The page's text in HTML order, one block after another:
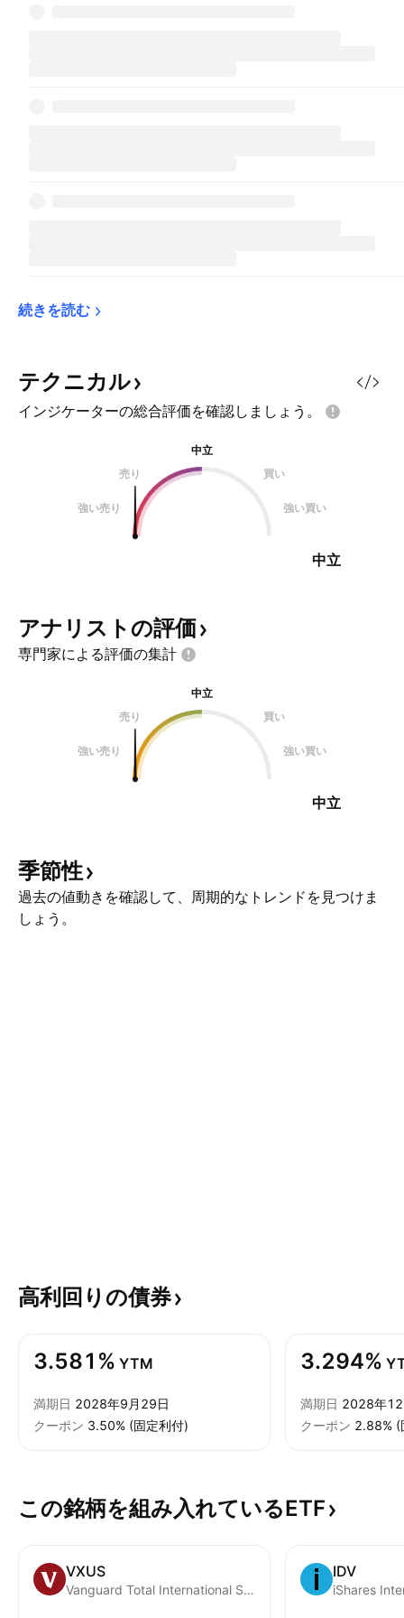
続きを読む
テクニカル
インジケーターの総合評価を確認しましょう。
中立
売り
買い
強い売り 強い買い
中立
アナリストの評価
専門家による評価の集計
中立
売り
買い
強い売り 強い買い
中立
季節性
過去の値動きを確認して、周期的なトレンドを見つけま
しょう。
高利回りの債券
3.581% YTM
満期日 2028年9月29日
クーポン 3.50% (固定利付)
3.294%
満期日 2028年
クーポン 2.88% (
この銘柄を組み入れているETF
VXUS
Vanguard Total International Stock ETF
IDV